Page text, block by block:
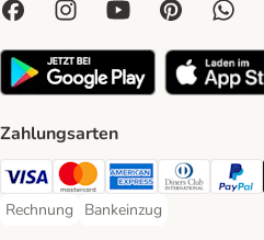
Zahlungsarten
Visa Payment Method
Mastercard Payment Method
American Express
Diners Club
PayPal
Rechnung
Rechnung Payment Method
Bankeinzug
Bankeinzug Payment